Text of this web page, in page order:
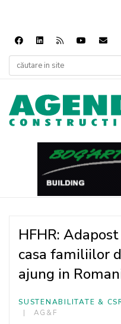
HFHR:
casa familiilor
ajung in
SUSTENABILITATE &
AG&F